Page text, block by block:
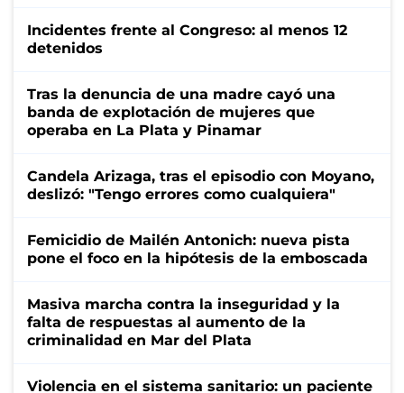
Incidentes frente al Congreso: al menos 12
detenidos
Tras la denuncia de una madre cayó una
banda de explotación de mujeres que
operaba en La Plata y Pinamar
Candela Arizaga, tras el episodio con Moyano,
deslizó: "Tengo errores como cualquiera"
Femicidio de Mailén Antonich: nueva pista
pone el foco en la hipótesis de la emboscada
Masiva marcha contra la inseguridad y la
falta de respuestas al aumento de la
criminalidad en Mar del Plata
Violencia en el sistema sanitario: un paciente